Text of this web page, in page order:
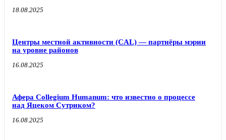
18.08.2025
Центры местной активности (CAL) — партнёры мэрии
на уровне районов
16.08.2025
Афера Collegium Humanum: что известно о процессе
над Яцеком Сутриком?
16.08.2025